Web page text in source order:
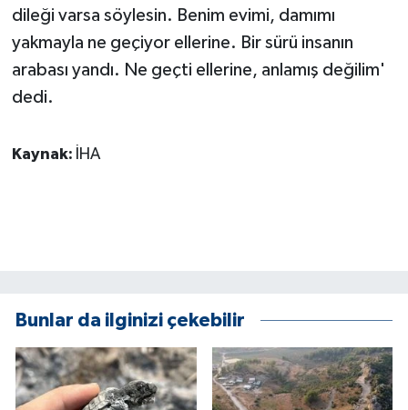
dileği varsa söylesin. Benim evimi, damımı
yakmayla ne geçiyor ellerine. Bir sürü insanın
arabası yandı. Ne geçti ellerine, anlamış değilim'
dedi.
Kaynak: İHA
Bunlar da ilginizi çekebilir